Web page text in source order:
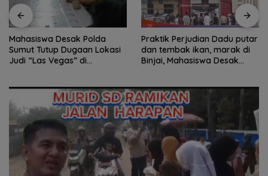
Mahasiswa Desak Polda
Sumut Tutup Dugaan Lokasi
Judi “Las Vegas” di
Praktik Perjudian Dadu putar
dan tembak ikan, marak di
Binjai, Mahasiswa Desak